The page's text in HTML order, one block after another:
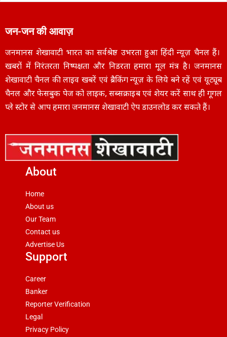
जन-जन की आवाज़
जनमानस शेखावाटी भारत का सर्वश्रेष्ठ उभरता हुआ हिंदी न्यूज़ चैनल हैं।
खबरों में निरंतरता निष्पक्षता और निडरता हमारा मूल मंत्र है। जनमानस
शेखावाटी चैनल की लाइव खबरें एवं ब्रैकिंग न्यूज़ के लिये बने रहें एवं यूट्यूब
चैनल और फेसबुक पेज को लाइक, सब्सक्राइब एवं शेयर करें साथ ही गूगल
प्ले स्टोर से आप हमारा जनमानस शेखावाटी ऐप डाउनलोड कर सकते हैं।
About
Home
About us
Our Team
Contact us
Advertise Us
Support
Career
Banker
Reporter Verification
Legal
Privacy Policy